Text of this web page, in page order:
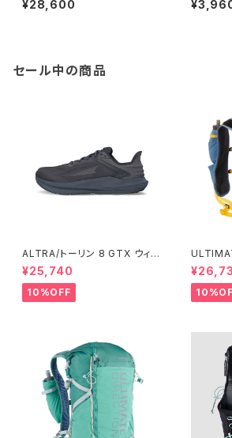
¥28,600
セール中の商品
ALTRA/トーリン 8 GTX ウィメ
ンズ
¥25,740
10%OFF
ルティメ
tpack